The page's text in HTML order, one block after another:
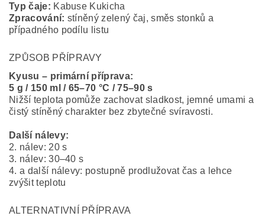
Typ čaje: Kabuse Kukicha
Zpracování: stíněný zelený čaj, směs stonků a
případného podílu listu
ZPŮSOB PŘÍPRAVY
Kyusu – primární příprava:
5 g / 150 ml / 65–70 °C / 75–90 s
Nižší teplota pomůže zachovat sladkost, jemné umami a
čistý stíněný charakter bez zbytečné svíravosti.
Další nálevy:
2. nálev: 20 s
3. nálev: 30–40 s
4. a další nálevy: postupně prodlužovat čas a lehce
zvýšit teplotu
ALTERNATIVNÍ PŘÍPRAVA